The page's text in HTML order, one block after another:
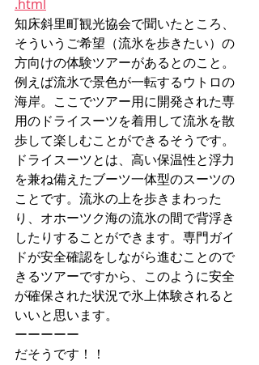
.html
知床斜里町観光協会で聞いたところ、
そういうご希望（流氷を歩きたい）の
方向けの体験ツアーがあるとのこと。
例えば流氷で景色が一転するウトロの
海岸。ここでツアー用に開発された専
用のドライスーツを着用して流氷を散
歩して楽しむことができるそうです。
ドライスーツとは、高い保温性と浮力
を兼ね備えたブーツ一体型のスーツの
ことです。流氷の上を歩きまわった
り、オホーツク海の流氷の間で背浮き
したりすることができます。専門ガイ
ドが安全確認をしながら進むことので
きるツアーですから、このように安全
が確保された状況で氷上体験されると
いいと思います。
ーーーーー
だそうです！！